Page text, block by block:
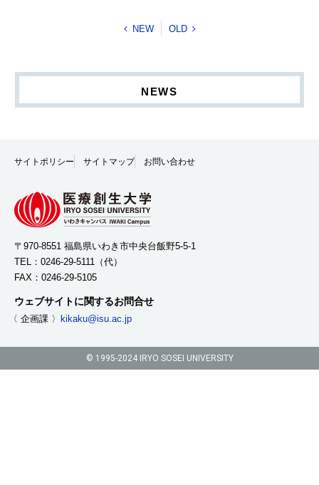
NEW OLD
NEWS
サイトポリシー サイトマップ お問い合わせ
〒970-8551 福島県いわき市中央台飯野5-5-1
TEL： 0246-29-5111 （代）
FAX：0246-29-5105
ウェブサイトに関するお問合せ
〈 企画課 〉 kikaku@isu.ac.jp
© 1995-2024 IRYO SOSEI UNIVERSITY